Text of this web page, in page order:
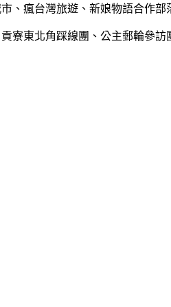
、瘋台灣旅遊、新娘物語合作部
寮東北角踩線團、公主郵輪參